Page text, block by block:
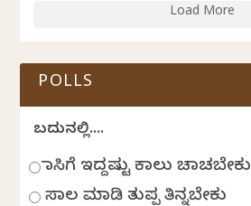
Load More
POLLS
ಬದುಕಿನಲ್ಲಿ....
ಹಾಸಿಗೆ ಇದ್ದಷ್ಟು ಕಾಲು ಚಾಚಬೇಕು
ಸಾಲ ಮಾಡಿ ತುಪ್ಪ ತಿನ್ನಬೇಕು